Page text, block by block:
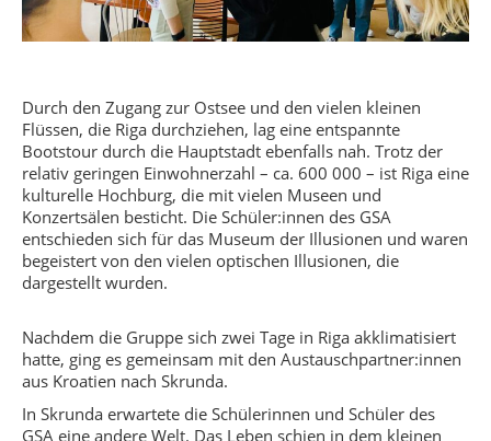
Durch den Zugang zur Ostsee und den vielen kleinen
Flüssen, die Riga durchziehen, lag eine entspannte
Bootstour durch die Hauptstadt ebenfalls nah. Trotz der
relativ geringen Einwohnerzahl – ca. 600 000 – ist Riga eine
kulturelle Hochburg, die mit vielen Museen und
Konzertsälen besticht. Die Schüler:innen des GSA
entschieden sich für das Museum der Illusionen und waren
begeistert von den vielen optischen Illusionen, die
dargestellt wurden.
Nachdem die Gruppe sich zwei Tage in Riga akklimatisiert
hatte, ging es gemeinsam mit den Austauschpartner:innen
aus Kroatien nach Skrunda.
In Skrunda erwartete die Schülerinnen und Schüler des
GSA eine andere Welt. Das Leben schien in dem kleinen